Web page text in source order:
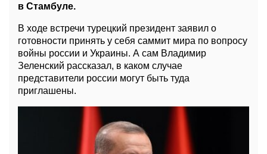
в Стамбуле.
В ходе встречи турецкий президент заявил о
готовности принять у себя саммит мира по вопросу
войны россии и Украины. А сам Владимир
Зеленский рассказал, в каком случае
представители россии могут быть туда
приглашены.